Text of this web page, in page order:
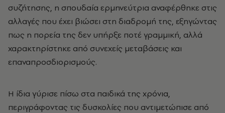
συζήτησης, η σπουδαία ερμηνεύτρια αναφέρθηκε στις
αλλαγές που έχει βιώσει στη διαδρομή της, εξηγώντας
πως η πορεία της δεν υπήρξε ποτέ γραμμική, αλλά
χαρακτηρίστηκε από συνεχείς μεταβάσεις και
επαναπροσδιορισμούς.
Η ίδια γύρισε πίσω στα παιδικά της χρόνια,
περιγράφοντας τις δυσκολίες που αντιμετώπισε από